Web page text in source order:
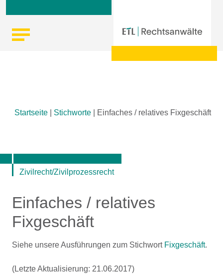
Startseite Stichworte Einfaches / relatives Fixgeschäft
Zivilrecht/Zivilprozessrecht
Einfaches / relatives
Fixgeschäft
Siehe unsere Ausführungen zum Stichwort Fixgeschäft.
(Letzte Aktualisierung: 21.06.2017)